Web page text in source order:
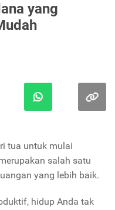
yang
tua untuk mulai
salah satu
yang lebih baik.
hidup Anda tak